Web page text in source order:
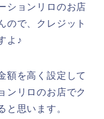
ションリロのお店
ので、クレジット
よ♪
額を高く設定して
ンリロのお店でク
と思います。